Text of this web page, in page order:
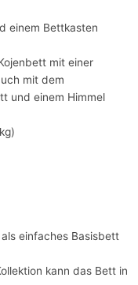
einem Bettkasten
mit einer
mit dem
und einem Himmel
einfaches Basisbett
kann das Bett in